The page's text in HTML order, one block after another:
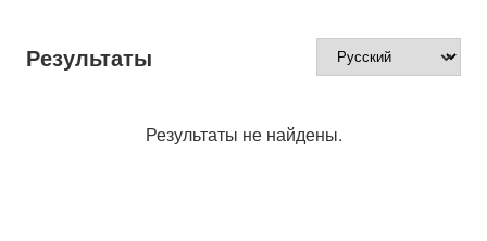
Результаты
Результаты не найдены.